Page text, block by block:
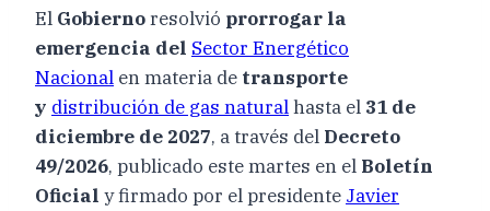
El Gobiernoresolvió prorrogar la
emergencia del Sector Energético
Nacional en materia de transporte
y distribución de gas naturalhasta el 31 de
diciembre de 2027, a través del Decreto
49/2026, publicado este martes en el Boletín
Oficial y firmado por el presidente Javier